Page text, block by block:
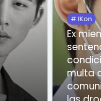
IKon
Ex
multa